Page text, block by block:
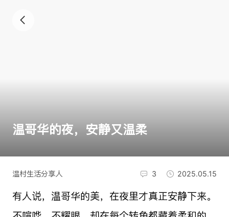
温哥华的夜，安静又温柔
温村生活分享人 3 2025.05.15
有人说，温哥华的美，在夜里才真正安静下来。